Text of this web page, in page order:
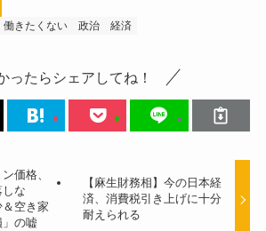
働きたくない 政治 経済
ったらシェアしてね！
価格、
な
空き家
」の嘘
【麻生財務相】今の日本経
済、消費税引き上げに十分
耐えられる